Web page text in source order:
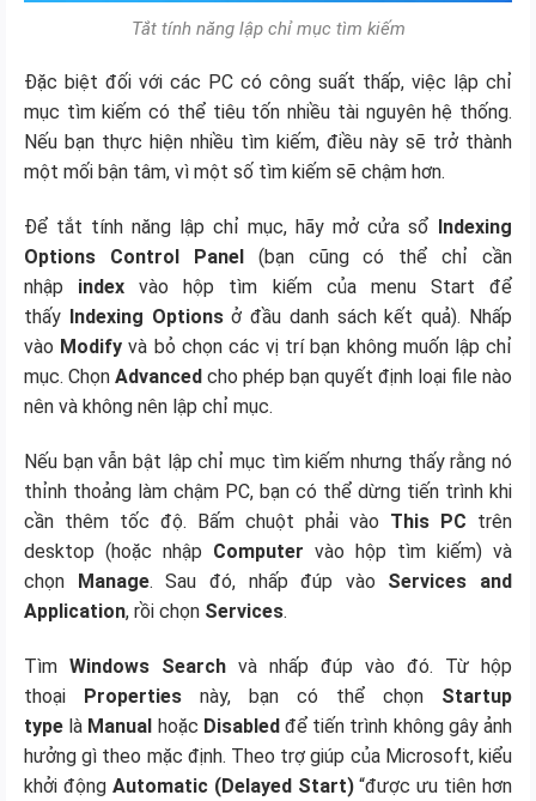
Tắt tính năng lập chỉ mục tìm kiếm
Đặc biệt đối với các PC có công suất thấp, việc lập chỉ
mục tìm kiếm có thể tiêu tốn nhiều tài nguyên hệ thống.
Nếu bạn thực hiện nhiều tìm kiếm, điều này sẽ trở thành
một mối bận tâm, vì một số tìm kiếm sẽ chậm hơn.
Để tắt tính năng lập chỉ mục, hãy mở cửa sổ
Indexing
Options Control Panel
(bạn cũng có thể chỉ cần
nhập index vào hộp tìm kiếm của menu Start để
thấy
Indexing Optionsở đầu danh sách kết quả). Nhấp
vào Modify và bỏ chọn các vị trí bạn không muốn lập chỉ
mục. Chọn Advanced cho phép bạn quyết định loại file nào
nên và không nên lập chỉ mục.
Nếu bạn vẫn bật lập chỉ mục tìm kiếm nhưng thấy rằng nó
thỉnh thoảng làm chậm PC, bạn có thể dừng tiến trình khi
cần thêm tốc độ. Bấm chuột phải vào This PC trên
desktop (hoặc nhập Computer vào hộp tìm kiếm) và
chọn Manage. Sau đó, nhấp đúp vào Services and
Application, rồi chọn Services.
Tìm Windows Search và nhấp đúp vào đó. Từ hộp
thoại Properties này, bạn có thể chọn Startup
type là Manual hoặc Disabledđể tiến trình không gây ảnh
hưởng gì theo mặc định. Theo trợ giúp của Microsoft, kiểu
khởi động Automatic (Delayed Start)“được ưu tiên hơn